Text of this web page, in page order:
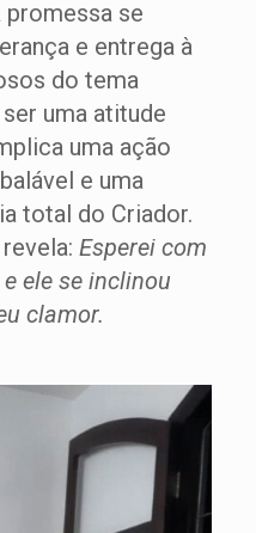
promessa se
e entrega à
do tema
uma atitude
uma ação
e uma
total do Criador.
Esperei com
ele se inclinou
clamor.